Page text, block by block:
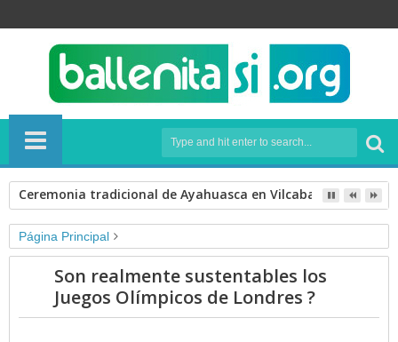
Ceremonia tradicional de Ayahuasca en Vilcabamba.
Página Principal
CONSUME RESPONSABLEMENTE
Consumo responsable
noticias
Son realmente sustentables los Juegos Olímpicos de Londres ?
Son realmente sustentables los
Juegos Olímpicos de Londres ?